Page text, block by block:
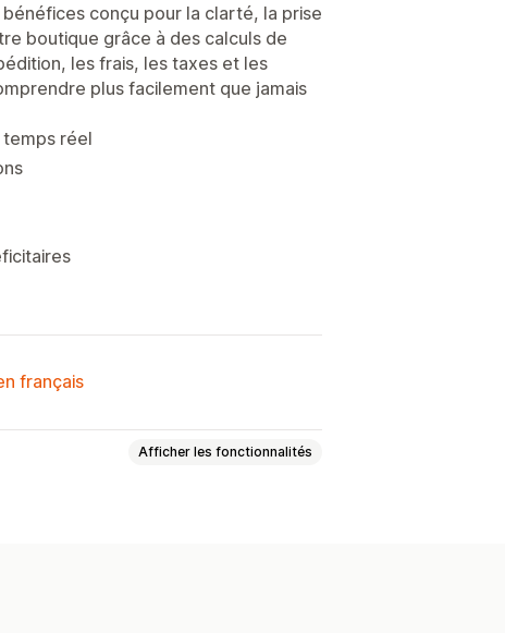
conçu pour la clarté, la prise
boutique grâce à des calculs de
les frais, les taxes et les
plus facilement que jamais
réel
français
Afficher les fonctionnalités